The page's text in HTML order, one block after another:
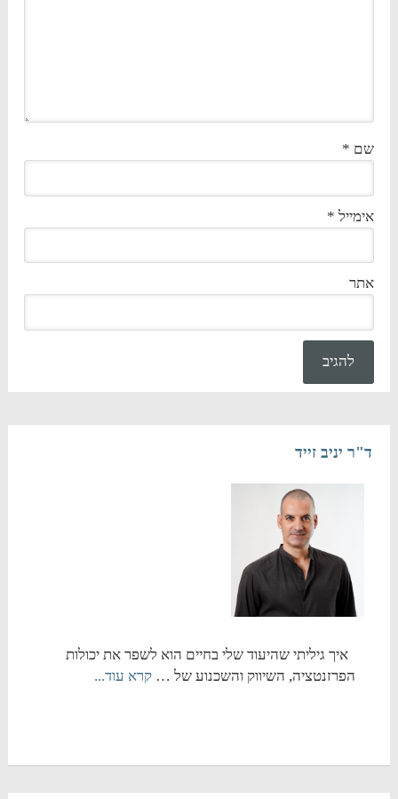
שם *
אימייל *
אתר
ד"ר יניב זייד
איך גיליתי שהיעוד שלי בחיים הוא לשפר את יכולות
הפרזנטציה, השיווק והשכנוע של … קרא עוד...